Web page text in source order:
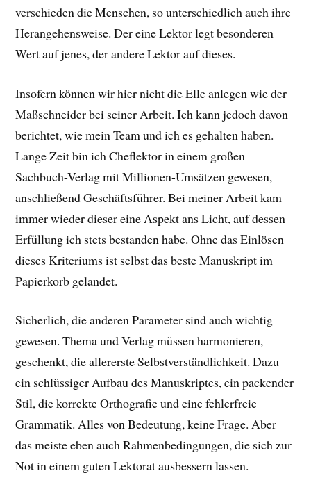
verschieden die Menschen, so unterschiedlich auch ihre
Herangehensweise. Der eine Lektor legt besonderen
Wert auf jenes, der andere Lektor auf dieses.
Insofern können wir hier nicht die Elle anlegen wie der
Maßschneider bei seiner Arbeit. Ich kann jedoch davon
berichtet, wie mein Team und ich es gehalten haben.
Lange Zeit bin ich Cheflektor in einem großen
Sachbuch-Verlag mit Millionen-Umsätzen gewesen,
anschließend Geschäftsführer. Bei meiner Arbeit kam
immer wieder dieser eine Aspekt ans Licht, auf dessen
Erfüllung ich stets bestanden habe. Ohne das Einlösen
dieses Kriteriums ist selbst das beste Manuskript im
Papierkorb gelandet.
Sicherlich, die anderen Parameter sind auch wichtig
gewesen. Thema und Verlag müssen harmonieren,
geschenkt, die allererste Selbstverständlichkeit. Dazu
ein schlüssiger Aufbau des Manuskriptes, ein packender
Stil, die korrekte Orthografie und eine fehlerfreie
Grammatik. Alles von Bedeutung, keine Frage. Aber
das meiste eben auch Rahmenbedingungen, die sich zur
Not in einem guten Lektorat ausbessern lassen.